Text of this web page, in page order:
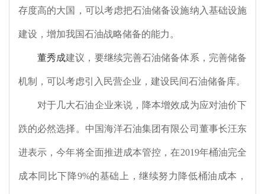
存度高的大国，可以考虑把石油储备设施纳入基础设施
建设，增加我国石油战略储备的能力。
董秀成建议，要继续完善石油储备体系，完善储备
机制，可以考虑引入民营企业，建设民间石油储备库。
对于几大石油企业来说，降本增效成为应对油价下
跌的必然选择。中国海洋石油集团有限公司董事长汪东
进表示，今年将全面推进成本管控，在2019年桶油完全
成本同比下降9%的基础上，继续努力降低桶油成本，